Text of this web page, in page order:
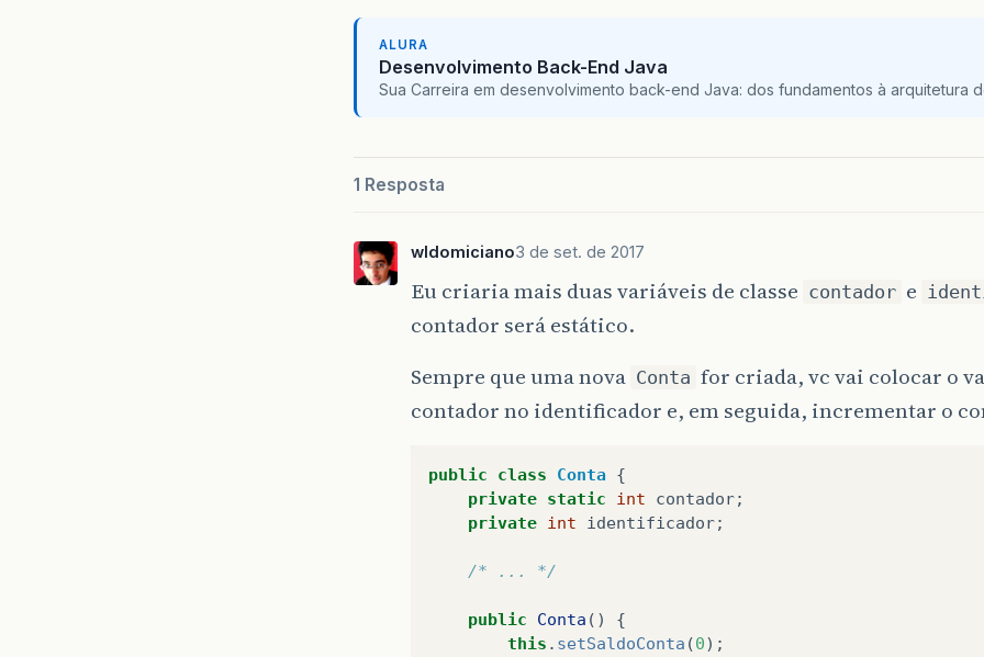
ALURA
Desenvolvimento Back-End Java
Sua Carreira em desenvolvimento back-end Java: dos fundamentos à arquitetura
1 Resposta
wldomiciano3 de set. de 2017
Eu criaria mais duas variáveis de classe contador e
contador será estático.
Sempre que uma nova Conta for criada, vc vai colocar o
contador no identificador e, em seguida, incrementar o
public class Conta {
private static int contador;
private int identificador;
/* ... */
public Conta ()
{
this . setSaldoConta (0);